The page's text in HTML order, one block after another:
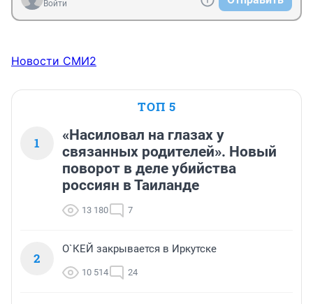
Войти
Новости СМИ2
ТОП 5
1
«Насиловал на глазах у
связанных родителей». Новый
поворот в деле убийства
россиян в Таиланде
13 180 7
2
О`КЕЙ закрывается в Иркутске
10 514 24